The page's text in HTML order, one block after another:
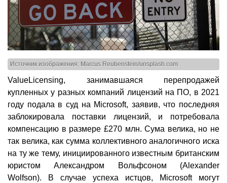
Источник изображения: Marcus Reubenstein/unsplash.com
ValueLicensing, занимавшаяся перепродажей
купленных у разных компаний лицензий на ПО, в 2021
году подала в суд на Microsoft, заявив, что последняя
заблокировала поставки лицензий, и потребовала
компенсацию в размере £270 млн. Сума велика, но не
так велика, как сумма коллективного аналогичного иска
на ту же тему, инициированного известным британским
юристом Александром Вольфсоном (Alexander
Wolfson). В случае успеха истцов, Microsoft могут